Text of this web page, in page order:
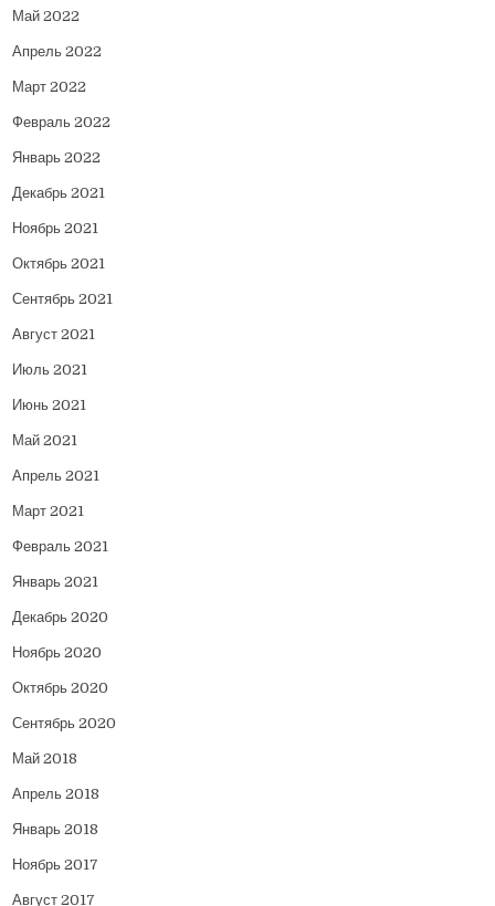
Май 2022
Апрель 2022
Март 2022
Февраль 2022
Январь 2022
Декабрь 2021
Ноябрь 2021
Октябрь 2021
Сентябрь 2021
Август 2021
Июль 2021
Июнь 2021
Май 2021
Апрель 2021
Март 2021
Февраль 2021
Январь 2021
Декабрь 2020
Ноябрь 2020
Октябрь 2020
Сентябрь 2020
Май 2018
Апрель 2018
Январь 2018
Ноябрь 2017
Август 2017